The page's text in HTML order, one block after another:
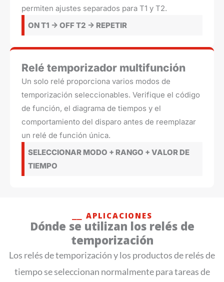
permiten ajustes separados para T1 y T2.
ON T1 -> OFF T2 -> REPETIR
Relé temporizador multifunción
Un solo relé proporciona varios modos de
temporización seleccionables. Verifique el código
de función, el diagrama de tiempos y el
comportamiento del disparo antes de reemplazar
un relé de función única.
SELECCIONAR MODO + RANGO + VALOR DE
TIEMPO
⎯⎯ APLICACIONES
Dónde se utilizan los relés de
temporización
Los relés de temporización y los productos de relés de
tiempo se seleccionan normalmente para tareas de